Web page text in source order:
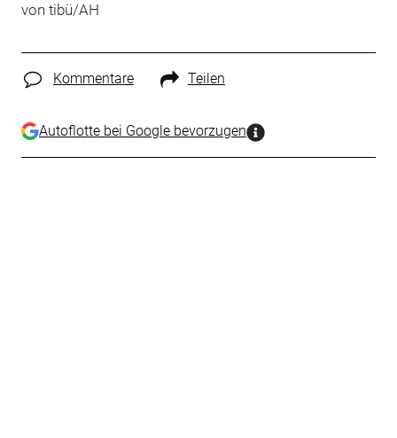
von tibü/AH
Kommentare Teilen
Autoflotte bei Google bevorzugen